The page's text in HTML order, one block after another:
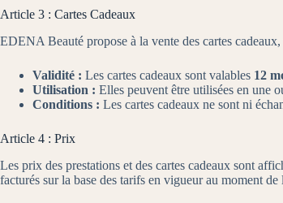
Article 3 : Cartes Cadeaux
EDENA Beauté propose à la vente des cartes
Validité : Les cartes cadeaux sont valables 12
Utilisation : Elles peuvent être utilisées en une
Conditions : Les cartes cadeaux ne sont ni
Article 4 : Prix
Les prix des prestations et des cartes cadeaux sont
facturés sur la base des tarifs en vigueur au moment